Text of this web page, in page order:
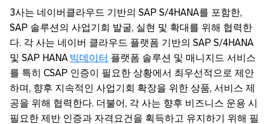
3사는 네이버클라우드 기반의 SAP S/4HANA를 포함한,
SAP 솔루션의 사업기회 발굴, 실현 및 확대를 위해 협력한
다. 각 사는 네이버 클라우드 플랫폼 기반의 SAP S/4HANA
및 SAP HANA 빅데이터 플랫폼 솔루션 및 매니지드 서비스
를 특히 CSAP 인증이 필요한 상황에서 최우선적으로 제안
하며, 향후 지속적인 사업기회 확장을 위한 상품, 서비스 제
공을 위해 협력한다. 더불어, 각 사는 향후 비즈니스 운용 시
필요한 제반 인증과 자격요건을 획득하고 유지하기 위해 필